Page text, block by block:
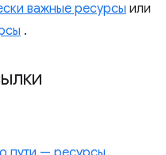
важные ресурсы или
.